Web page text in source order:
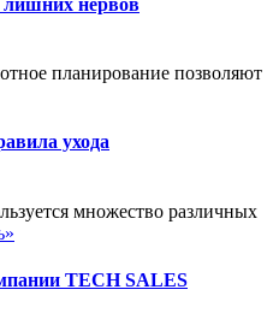
планирование позволяют
ухода
множество различных
TECH SALES